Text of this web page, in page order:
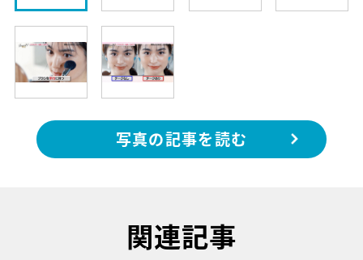
写真の記事を読む
関連記事